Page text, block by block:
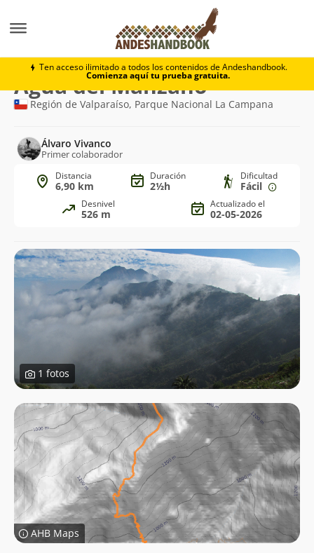
Ten acceso ilimitado a todos los contenidos de Andeshandbook.
Comienza aquí tu prueba gratuita.
Agua del Manzano
Ruta
de
trekking
Agua del Manzano
Región de Valparaíso, Parque Nacional La Campana
Álvaro Vivanco
Primer colaborador
Distancia
6,90 km
Duración
2½h
Dificultad
Fácil
Desnivel
526 m
Actualizado el
02-05-2026
1 fotos
AHB Maps